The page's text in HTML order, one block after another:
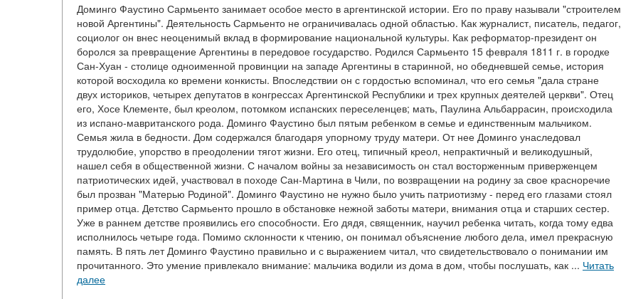
Доминго Фаустино Сармьенто занимает особое место в аргентинской истории. Его по праву называли "строителем
новой Аргентины". Деятельность Сармьенто не ограничивалась одной областью. Как журналист, писатель, педагог,
социолог он внес неоценимый вклад в формирование национальной культуры. Как реформатор-президент он
боролся за превращение Аргентины в передовое государство. Родился Сармьенто 15 февраля 1811 г. в городке
Сан-Хуан - столице одноименной провинции на западе Аргентины в старинной, но обедневшей семье, история
которой восходила ко времени конкисты. Впоследствии он с гордостью вспоминал, что его семья "дала стране
двух историков, четырех депутатов в конгрессах Аргентинской Республики и трех крупных деятелей церкви". Отец
его, Хосе Клементе, был креолом, потомком испанских переселенцев; мать, Паулина Альбаррасин, происходила
из испано-мавританского рода. Доминго Фаустино был пятым ребенком в семье и единственным мальчиком.
Семья жила в бедности. Дом содержался благодаря упорному труду матери. От нее Доминго унаследовал
трудолюбие, упорство в преодолении тягот жизни. Его отец, типичный креол, непрактичный и великодушный,
нашел себя в общественной жизни. С началом войны за независимость он стал восторженным приверженцем
патриотических идей, участвовал в походе Сан-Мартина в Чили, по возвращении на родину за свое красноречие
был прозван "Матерью Родиной". Доминго Фаустино не нужно было учить патриотизму - перед его глазами стоял
пример отца. Детство Сармьенто прошло в обстановке нежной заботы матери, внимания отца и старших сестер.
Уже в раннем детстве проявились его способности. Его дядя, священник, научил ребенка читать, когда тому едва
исполнилось четыре года. Помимо склонности к чтению, он понимал объяснение любого дела, имел прекрасную
память. В пять лет Доминго Фаустино правильно и с выражением читал, что свидетельствовало о понимании им
прочитанного. Это умение привлекало внимание: мальчика водили из дома в дом, чтобы послушать, как ... Читать
далее